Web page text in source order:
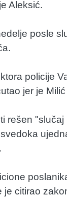
Aleksić.
posle
policije
jer je
rešen
citirao